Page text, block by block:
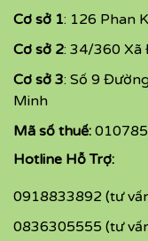
Cơ sở 1: 126 Phan
Cơ sở 2: 34/360 Xã
Cơ sở 3: Số 9
Minh
Mã số thuế:
Hotline Hỗ Trợ:
0918833892 (tư
0836305555 (tư